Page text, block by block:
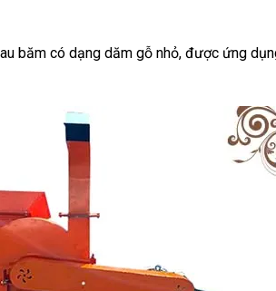
băm có dạng dăm gỗ nhỏ, được ứng